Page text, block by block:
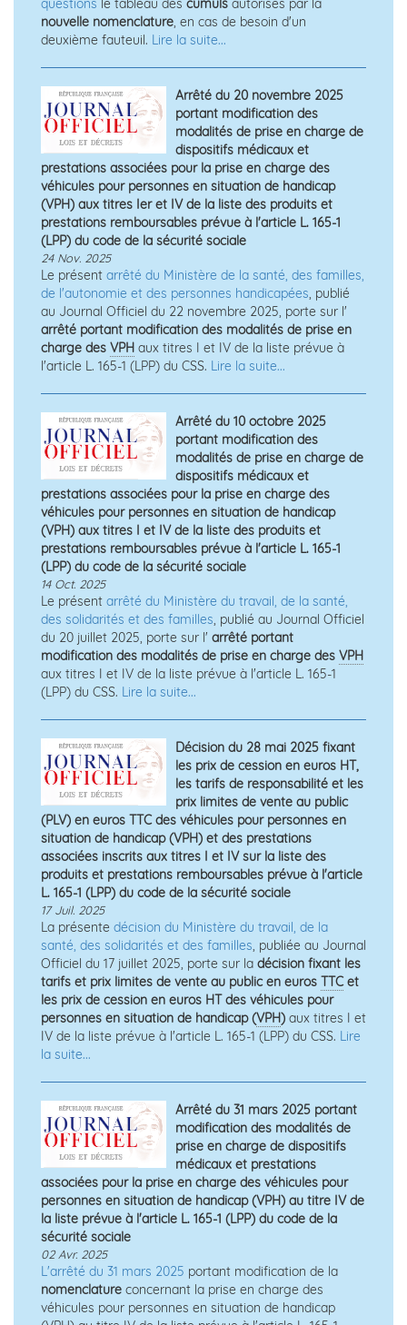
questions le tableau des cumuls autorisés par la
nouvelle nomenclature, en cas de besoin d'un
deuxième fauteuil. Lire la suite...
Arrêté du 20 novembre 2025
portant modification des
modalités de prise en charge de
dispositifs médicaux et
prestations associées pour la prise en charge des
véhicules pour personnes en situation de handicap
(VPH) aux titres Ier et IV de la liste des produits et
prestations remboursables prévue à l'article L. 165-1
(LPP) du code de la sécurité sociale
24 Nov. 2025
Le présent arrêté du Ministère de la santé, des familles,
de l'autonomie et des personnes handicapées, publié
au Journal Officiel du 22 novembre 2025, porte sur l'
arrêté portant modification des modalités de prise en
charge des VPH aux titres I et IV de la liste prévue à
l'article L. 165-1 (LPP) du CSS. Lire la suite...
Arrêté du 10 octobre 2025
portant modification des
modalités de prise en charge de
dispositifs médicaux et
prestations associées pour la prise en charge des
véhicules pour personnes en situation de handicap
(VPH) aux titres I et IV de la liste des produits et
prestations remboursables prévue à l'article L. 165-1
(LPP) du code de la sécurité sociale
14 Oct. 2025
Le présent arrêté du Ministère du travail, de la santé,
des solidarités et des familles, publié au Journal Officiel
du 20 juillet 2025, porte sur l' arrêté portant
modification des modalités de prise en charge des VPH
aux titres I et IV de la liste prévue à l'article L. 165-1
(LPP) du CSS. Lire la suite...
Décision du 28 mai 2025 fixant
les prix de cession en euros HT,
les tarifs de responsabilité et les
prix limites de vente au public
(PLV) en euros TTC des véhicules pour personnes en
situation de handicap (VPH) et des prestations
associées inscrits aux titres I et IV sur la liste des
produits et prestations remboursables prévue à l'article
L. 165-1 (LPP) du code de la sécurité sociale
17 Juil. 2025
La présente décision du Ministère du travail, de la
santé, des solidarités et des familles, publiée au Journal
Officiel du 17 juillet 2025, porte sur la décision fixant les
tarifs et prix limites de vente au public en euros TTCet
les prix de cession en euros HT des véhicules pour
personnes en situation de handicap (VPH) aux titres I et
IV de la liste prévue à l'article L. 165-1 (LPP) du CSS. Lire
la suite...
Arrêté du 31 mars 2025 portant
modification des modalités de
prise en charge de dispositifs
médicaux et prestations
associées pour la prise en charge des véhicules pour
personnes en situation de handicap (VPH) au titre IV de
la liste prévue à l'article L. 165-1 (LPP) du code de la
sécurité sociale
02 Avr. 2025
L'arrêté du 31 mars 2025 portant modification de la
nomenclature concernant la prise en charge des
véhicules pour personnes en situation de handicap